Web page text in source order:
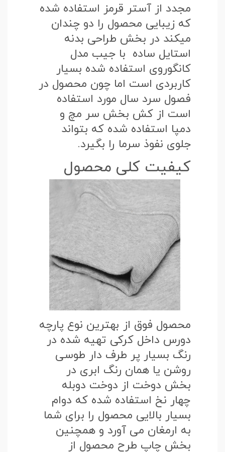
مجدد از آستر قرمز استفاده شده
که زیبایی محصول را دو چندان
میکند در بخش طراحی بدنه
استایل ساده با جیب مدل
کانگوروی استفاده شده بسیار
کاربردی است اما چون محصول در
فصول سرد سال مورد استفاده
است از کش بخش سر مچ و
دمپا استفاده شده که بتواند
جلوی نفوذ سرما را بگیرد.
کیفیت کلی محصول
محصول فوق از بهترین نوع پارچه
دورس داخل کرکی تهیه شده در
رنگ بسیار پر طرف دار طوسی
روشن یا همان رنگ ابری در
بخش دوخت از دوخت دوبله
چهار نخ استفاده شده که دوام
بسیار بالایی محصول را برای شما
به ارمغان می آورد و همچنین
بخش چاپ طرح محصول از